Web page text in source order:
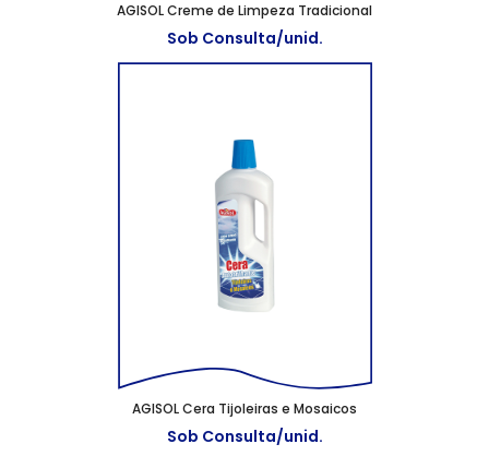
AGISOL Creme de Limpeza Tradicional
Sob Consulta/unid.
AGISOL Cera Tijoleiras e Mosaicos
Sob Consulta/unid.